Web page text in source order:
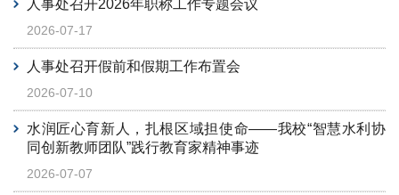
人事处召开2026年职称工作专题会议
2026-07-17
人事处召开假前和假期工作布置会
2026-07-10
水润匠心育新人，扎根区域担使命——我校“智慧水利协
同创新教师团队”践行教育家精神事迹
2026-07-07